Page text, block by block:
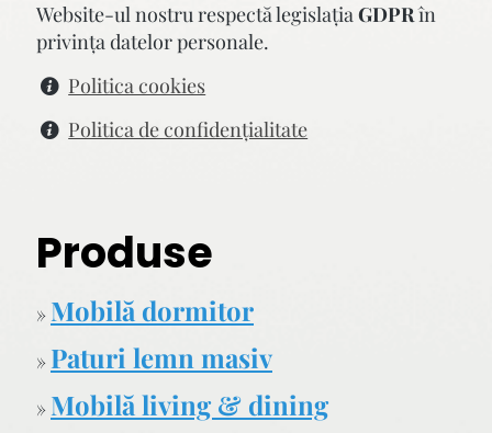
Website-ul nostru respectă legislaţiaGDPRîn
privinţa datelor personale.
Politica cookies
Politica de confidenţialitate
Produse
» Mobilă dormitor
» Paturi lemn masiv
» Mobilă living & dining